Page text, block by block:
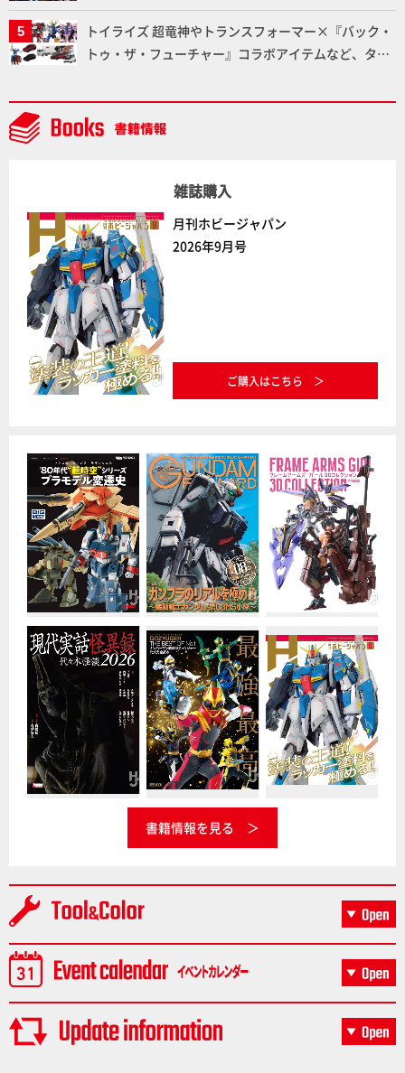
ー塗料の未来についてインタビュー！
トイライズ 超竜神やトランスフォーマー×『バック・
トゥ・ザ・フューチャー』コラボアイテムなど、タカ
NEWITEM】
雑誌購入
月刊ホビージャパン
2026年9月号
ご購入はこちら
書籍情報を見る